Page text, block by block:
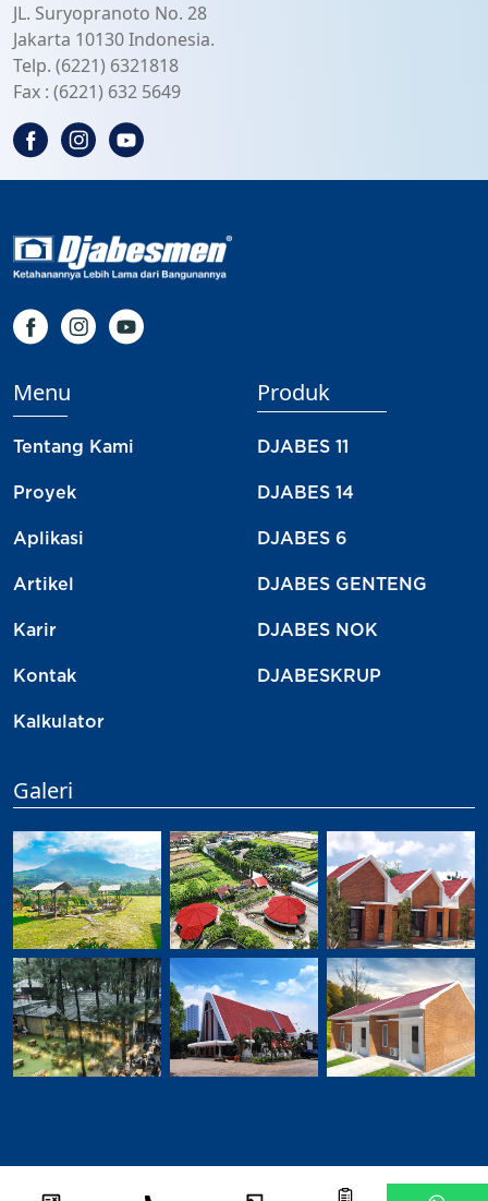
JL. Suryopranoto No. 28
Jakarta 10130 Indonesia.
Telp. (6221) 6321818
Fax : (6221) 632 5649
Menu
Tentang Kami
Proyek
Aplikasi
Artikel
Karir
Kontak
Kalkulator
Produk
DJABES 11
DJABES 14
DJABES 6
DJABES GENTENG
DJABES NOK
DJABESKRUP
Galeri
Djabesmen All Rights Reserved.